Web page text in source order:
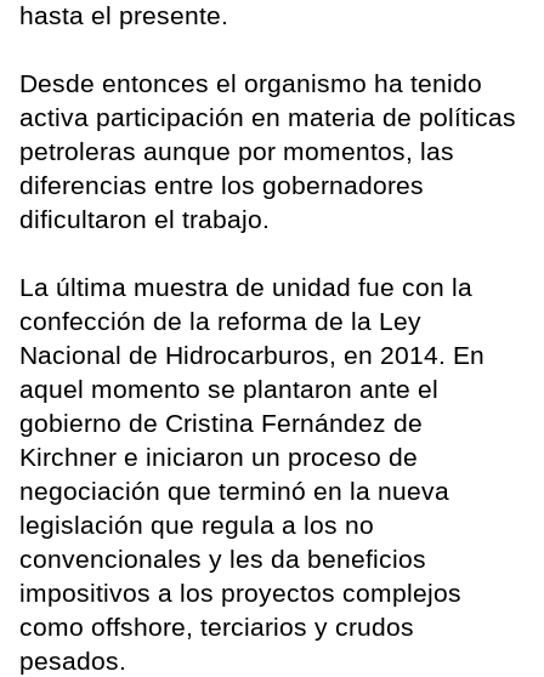
hasta el presente.
Desde entonces el organismo ha tenido
activa participación en materia de políticas
petroleras aunque por momentos, las
diferencias entre los gobernadores
dificultaron el trabajo.
La última muestra de unidad fue con la
confección de la reforma de la Ley
Nacional de Hidrocarburos, en 2014. En
aquel momento se plantaron ante el
gobierno de Cristina Fernández de
Kirchner e iniciaron un proceso de
negociación que terminó en la nueva
legislación que regula a los no
convencionales y les da beneficios
impositivos a los proyectos complejos
como offshore, terciarios y crudos
pesados.